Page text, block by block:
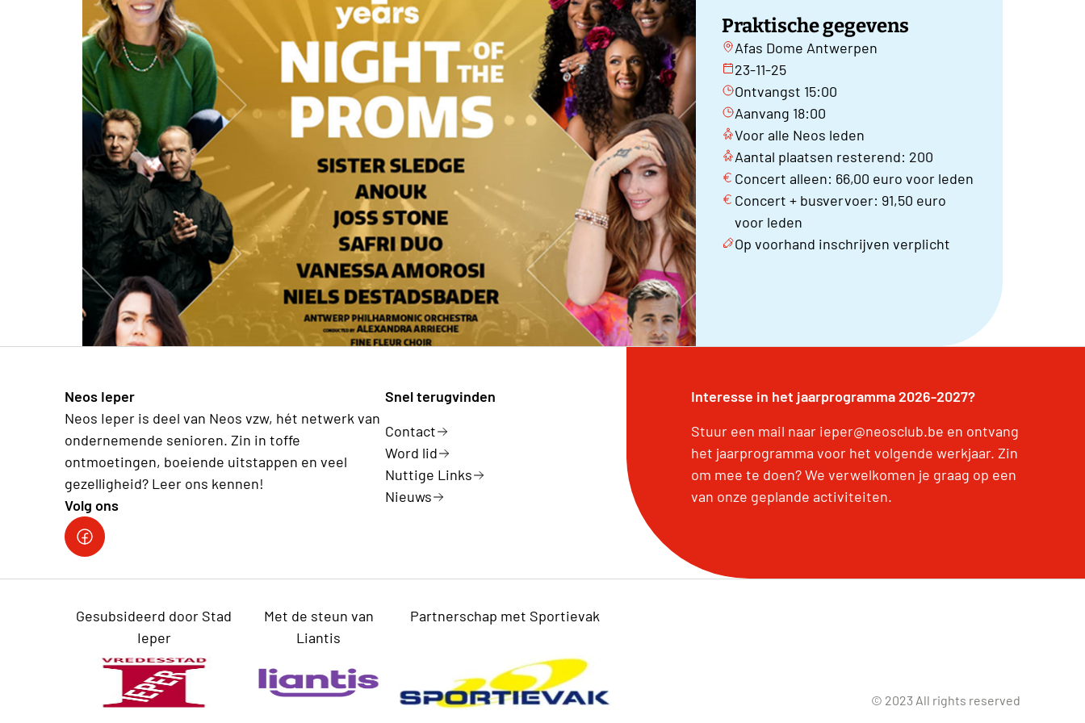
Praktische gegevens
Afas Dome Antwerpen
23-11-25
Ontvangst 15:00
Aanvang 18:00
Voor alle Neos leden
Aantal plaatsen resterend: 200
Concert alleen: 66,00 euro voor leden
Concert + busvervoer: 91,50 euro
voor leden
Op voorhand inschrijven verplicht
Neos Ieper
Neos Ieper is deel van Neos vzw, hét netwerk van
ondernemende senioren. Zin in toffe
ontmoetingen, boeiende uitstappen en veel
gezelligheid? Leer ons kennen!
Volg ons
Neos Ieper facebook
Snel terugvinden
Contact
Word lid
Nuttige Links
Nieuws
Interesse in het jaarprogramma 2026-2027?
Stuur een mail naar ieper@neosclub.be en ontvang
het jaarprogramma voor het volgende werkjaar. Zin
om mee te doen? We verwelkomen je graag op een
van onze geplande activiteiten.
Gesubsideerd door Stad
Ieper
Met de steun van
Liantis
Partnerschap met Sportievak
© 2023 All rights reserved